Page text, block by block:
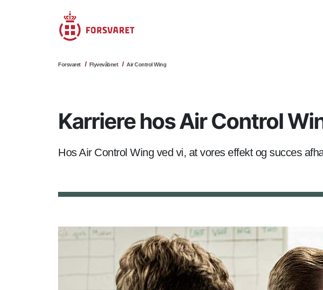
Forsvaret Flyvevåbnet Air Control Wing
Karriere hos Air Control
Hos Air Control Wing ved vi, at vores effekt og succes